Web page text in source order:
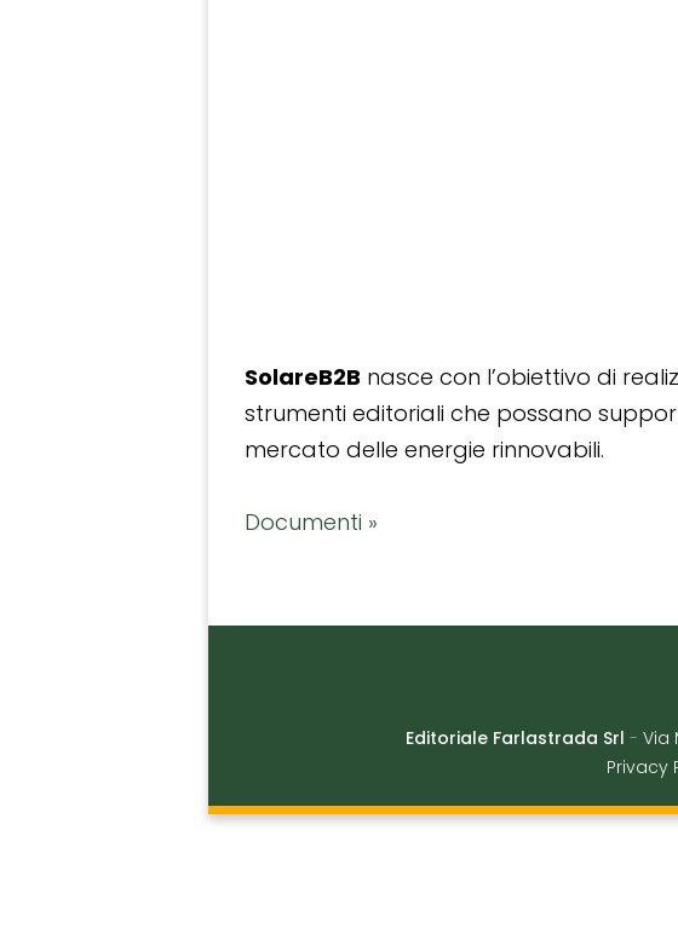
SolareB2B nasce con l’obiettivo di
strumenti editoriali che possano
mercato delle energie rinnovabili.
Documenti »
Editoriale Farlastrada Srl - Via
Privacy